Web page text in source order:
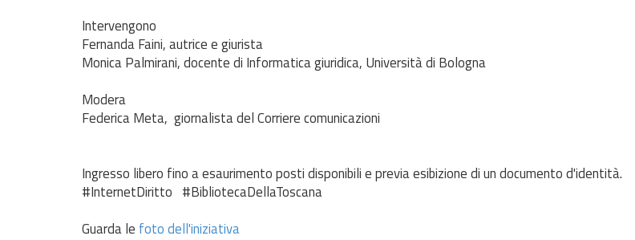
Intervengono
Fernanda Faini, autrice e giurista
Monica Palmirani, docente di Informatica giuridica, Università di Bologna
Modera
Federica Meta, giornalista del Corriere comunicazioni
Ingresso libero fino a esaurimento posti disponibili e previa esibizione di un documento d'identità.
#InternetDiritto #BibliotecaDellaToscana
Guarda le foto dell'iniziativa